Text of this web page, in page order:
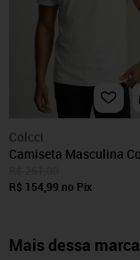
Colcci
Camiseta Masculina
R$ 154,99 no Pix
Mais dessa marca